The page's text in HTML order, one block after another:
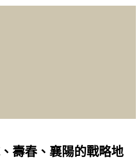
壽春、襄陽的戰略地